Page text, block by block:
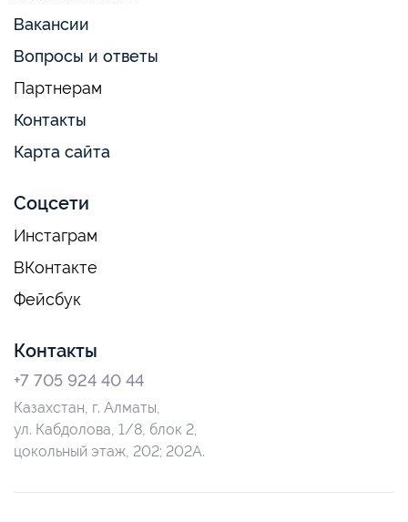
Вакансии
Вопросы и ответы
Партнерам
Контакты
Карта сайта
Соцсети
Инстаграм
ВКонтакте
Фейсбук
Контакты
+7 705 924 40 44
Казахстан, г. Алматы,
ул. Кабдолова, 1/8, блок 2,
цокольный этаж, 202; 202А.